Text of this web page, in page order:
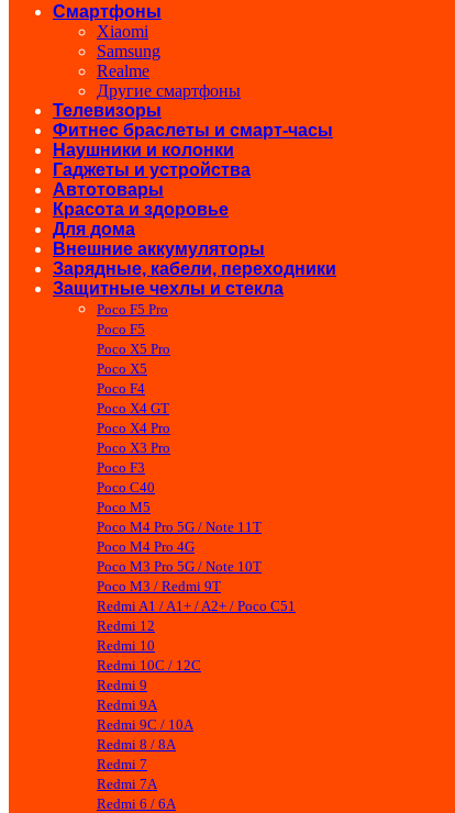
Смартфоны
Xiaomi
Samsung
Realme
Другие смартфоны
Телевизоры
Фитнес браслеты и смарт-часы
Наушники и колонки
Гаджеты и устройства
Автотовары
Красота и здоровье
Для дома
Внешние аккумуляторы
Зарядные, кабели, переходники
Защитные чехлы и стекла
Poco F5 Pro
Poco F5
Poco X5 Pro
Poco X5
Poco F4
Poco X4 GT
Poco X4 Pro
Poco X3 Pro
Poco F3
Poco C40
Poco M5
Poco M4 Pro 5G / Note 11T
Poco M4 Pro 4G
Poco M3 Pro 5G / Note 10T
Poco M3 / Redmi 9T
Redmi A1 / A1+ / A2+ / Poco C51
Redmi 12
Redmi 10
Redmi 10C / 12C
Redmi 9
Redmi 9A
Redmi 9C / 10A
Redmi 8 / 8A
Redmi 7
Redmi 7A
Redmi 6 / 6A